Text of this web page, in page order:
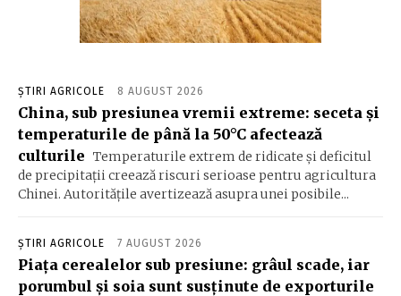
ȘTIRI AGRICOLE 8 AUGUST 2026
China, sub presiunea vremii extreme: seceta și
temperaturile de până la 50°C afectează
culturile Temperaturile extrem de ridicate și deficitul
de precipitații creează riscuri serioase pentru agricultura
Chinei. Autoritățile avertizează asupra unei posibile...
ȘTIRI AGRICOLE 7 AUGUST 2026
Piața cerealelor sub presiune: grâul scade, iar
porumbul și soia sunt susținute de exporturile